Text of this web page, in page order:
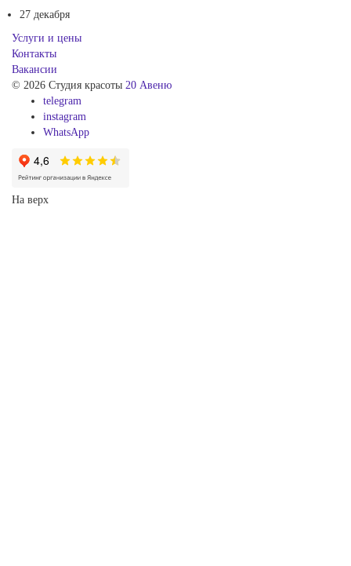
27 декабря
Услуги и цены
Контакты
Вакансии
© 2026 Студия красоты 20 Авеню
telegram
instagram
WhatsApp
На верх